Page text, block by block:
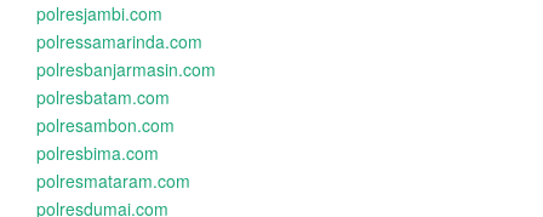
polresjambi.com
polressamarinda.com
polresbanjarmasin.com
polresbatam.com
polresambon.com
polresbima.com
polresmataram.com
polresdumai.com